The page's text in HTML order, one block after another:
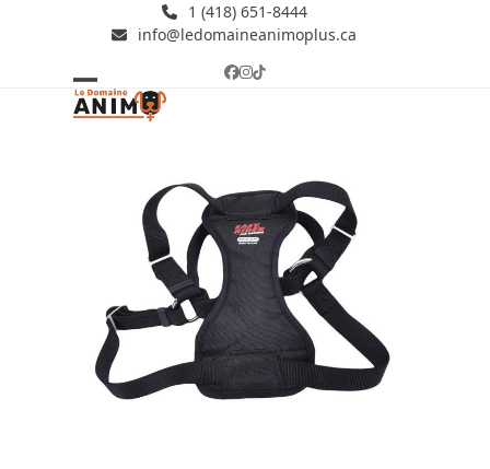
1 (418) 651-8444
info@ledomaineanimoplus.ca
Facebook
Instagram
Tiktok
Open
Close